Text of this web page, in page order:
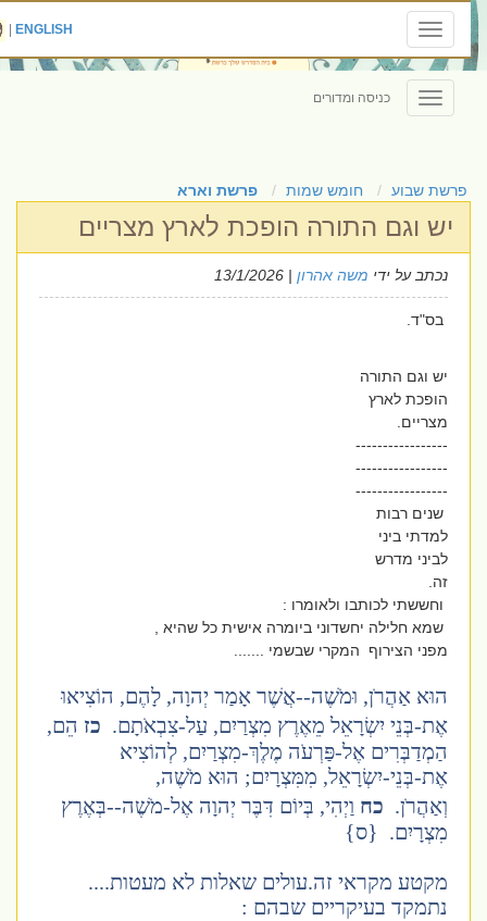
Toggle
navigation
ENGLISH
|
Toggle
navigation
כניסה ומדורים
פרשת שבוע חומש שמות פרשת וארא
יש וגם התורה הופכת לארץ מצריים
נכתב על ידימשה אהרון| 13/1/2026
בס"ד.
יש וגם התורה
הופכת לארץ
מצריים.
-----------------
-----------------
-----------------
שנים רבות
למדתי ביני
לביני מדרש
זה.
וחששתי לכותבו ולאומרו :
שמא חלילה יחשדוני ביומרה אישית כל שהיא ,
מפני הצירוף המקרי שבשמי .......
הוּא אַהֲרֹן, וּמֹשֶׁה--אֲשֶׁר אָמַר יְהוָה, לָהֶם, הוֹצִיאוּ
אֶת-בְּנֵי יִשְׂרָאֵל מֵאֶרֶץ מִצְרַיִם, עַל-צִבְאֹתָם.כז הֵם,
הַמְדַבְּרִים אֶל-פַּרְעֹה מֶלֶךְ-מִצְרַיִם, לְהוֹצִיא
אֶת-בְּנֵי-יִשְׂרָאֵל, מִמִּצְרָיִם; הוּא מֹשֶׁה,
וְאַהֲרֹן.כחוַיְהִי, בְּיוֹם דִּבֶּר יְהוָה אֶל-מֹשֶׁה--בְּאֶרֶץ
מִצְרָיִם. {ס}
מקטע מקראי זה.עולים שאלות לא מעטות....
נתמקד בעיקריים שבהם :